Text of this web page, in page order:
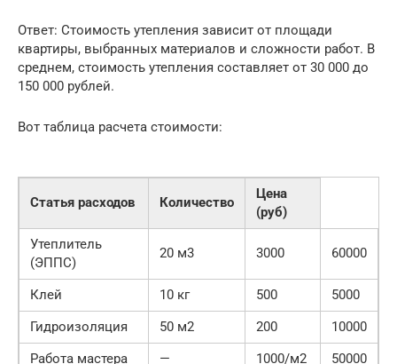
Ответ: Стоимость утепления зависит от площади
квартиры, выбранных материалов и сложности работ. В
среднем, стоимость утепления составляет от 30 000 до
150 000 рублей.
Вот таблица расчета стоимости:
Статья расходов Количество
Цена
(руб)
Утеплитель
(ЭППС)
20 м3 3000 60000
Клей 10 кг 500
5000
Гидроизоляция
50 м2 200
10000
Работа мастера
— 1000/м2 50000